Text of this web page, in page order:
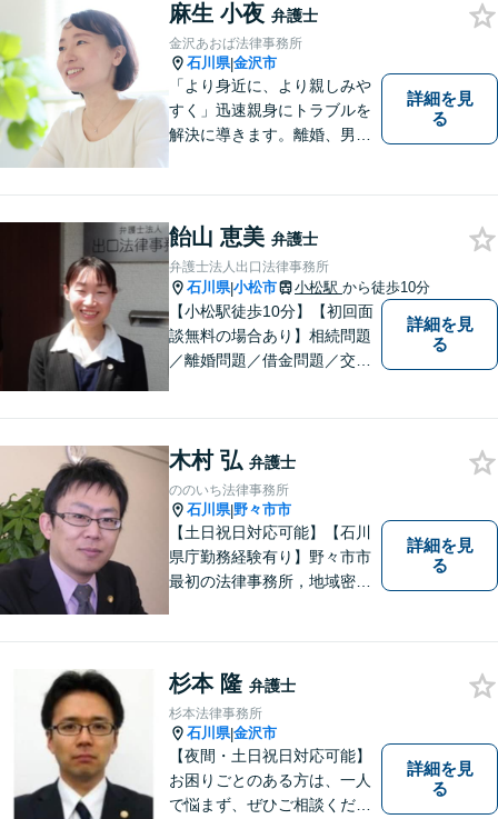
麻生 小夜 弁護士
金沢あおば法律事務所
石川県|金沢市
「より身近に、より親しみや
すく」迅速親身にトラブルを
解決に導きます。離婚、男女
にご相談ください。
詳細を見
る
飴山 恵美 弁護士
弁護士法人出口法律事務所
石川県|小松市 小松駅 から徒歩10分
【小松駅徒歩10分】【初回面
談無料の場合あり】相続問題
／離婚問題／借金問題／交通
ましたら、まずはお気軽にご
相談ください。
詳細を見
る
木村 弘 弁護士
ののいち法律事務所
石川県|野々市市
【土日祝日対応可能】【石川
県庁勤務経験有り】野々市市
最初の法律事務所，地域密着
詳細を見
る
杉本 隆 弁護士
杉本法律事務所
石川県|金沢市
【夜間・土日祝日対応可能】
お困りごとのある方は、一人
で悩まず、ぜひご相談くださ
詳細を見
る